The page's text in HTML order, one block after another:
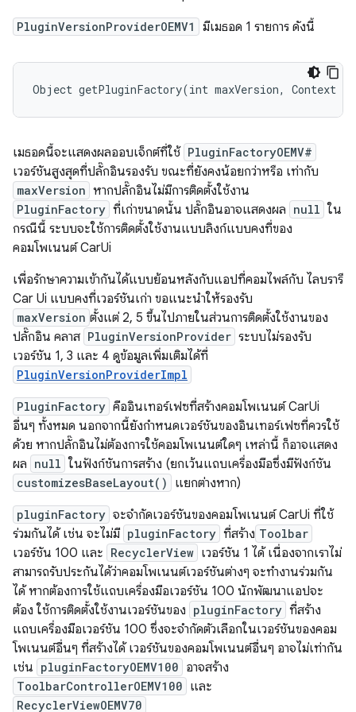
PluginVersionProviderOEMV1 มีเมธอด 1 รายการ ดังนี้
Object getPluginFactory(int maxVersion, Context
เมธอดนี้จะแสดงผลออบเจ็กต์ที่ใช้ PluginFactoryOEMV#
เวอร์ชันสูงสุดที่ปลั๊กอินรองรับ ขณะที่ยังคงน้อยกว่าหรือ เท่ากับ
maxVersion หากปลั๊กอินไม่มีการติดตั้งใช้งาน
PluginFactory ที่เก่าขนาดนั้น ปลั๊กอินอาจแสดงผล null ใน
กรณีนี้ ระบบจะใช้การติดตั้งใช้งานแบบลิงก์แบบคงที่ของ
คอมโพเนนต์ CarUi
เพื่อรักษาความเข้ากันได้แบบย้อนหลังกับแอปที่คอมไพล์กับ ไลบรารี
Car Ui แบบคงที่เวอร์ชันเก่า ขอแนะนำให้รองรับ
maxVersion ตั้งแต่ 2, 5 ขึ้นไปภายในส่วนการติดตั้งใช้งานของ
ปลั๊กอิน คลาส PluginVersionProvider ระบบไม่รองรับ
เวอร์ชัน 1, 3 และ 4 ดูข้อมูลเพิ่มเติมได้ที่
PluginVersionProviderImpl
PluginFactory คืออินเทอร์เฟซที่สร้างคอมโพเนนต์ CarUi
อื่นๆ ทั้งหมด นอกจากนี้ยังกำหนดเวอร์ชันของอินเทอร์เฟซที่ควรใช้
ด้วย หากปลั๊กอินไม่ต้องการใช้คอมโพเนนต์ใดๆ เหล่านี้ ก็อาจแสดง
ผล null ในฟังก์ชันการสร้าง (ยกเว้นแถบเครื่องมือซึ่งมีฟังก์ชัน
customizesBaseLayout() แยกต่างหาก)
pluginFactory จะจำกัดเวอร์ชันของคอมโพเนนต์ CarUi ที่ใช้
ร่วมกันได้ เช่น จะไม่มี pluginFactory ที่สร้าง Toolbar
เวอร์ชัน 100 และ RecyclerView เวอร์ชัน 1 ได้ เนื่องจากเราไม่
สามารถรับประกันได้ว่าคอมโพเนนต์เวอร์ชันต่างๆ จะทำงานร่วมกัน
ได้ หากต้องการใช้แถบเครื่องมือเวอร์ชัน 100 นักพัฒนาแอปจะ
ต้อง ใช้การติดตั้งใช้งานเวอร์ชันของ pluginFactory ที่สร้าง
แถบเครื่องมือเวอร์ชัน 100 ซึ่งจะจำกัดตัวเลือกในเวอร์ชันของคอม
โพเนนต์อื่นๆ ที่สร้างได้ เวอร์ชันของคอมโพเนนต์อื่นๆ อาจไม่เท่ากัน
เช่น pluginFactoryOEMV100 อาจสร้าง
ToolbarControllerOEMV100 และ
RecyclerViewOEMV70